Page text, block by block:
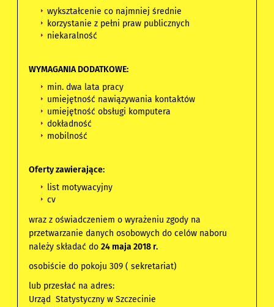
wykształcenie co najmniej średnie
korzystanie z pełni praw publicznych
niekaralność
WYMAGANIA DODATKOWE:
min. dwa lata pracy
umiejętność nawiązywania kontaktów
umiejętność obsługi komputera
dokładność
mobilność
Oferty zawierające:
list motywacyjny
cv
wraz z oświadczeniem o wyrażeniu zgody na
przetwarzanie danych osobowych do celów naboru
należy składać do24 maja 2018 r.
osobiście do pokoju 309 ( sekretariat)
lub przesłać na adres:
Urząd Statystyczny w Szczecinie